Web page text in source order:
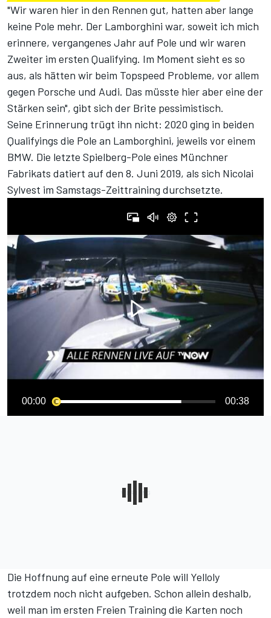
"Wir waren hier in den Rennen gut, hatten aber lange
keine Pole mehr. Der Lamborghini war, soweit ich mich
erinnere, vergangenes Jahr auf Pole und wir waren
Zweiter im ersten Qualifying. Im Moment sieht es so
aus, als hätten wir beim Topspeed Probleme, vor allem
gegen Porsche und Audi. Das müsste hier aber eine der
Stärken sein", gibt sich der Brite pessimistisch.
Seine Erinnerung trügt ihn nicht: 2020 ging in beiden
Qualifyings die Pole an Lamborghini, jeweils vor einem
BMW. Die letzte Spielberg-Pole eines Münchner
Fabrikats datiert auf den 8. Juni 2019, als sich Nicolai
Sylvest im Samstags-Zeittraining durchsetzte.
00:00 00:38
Die Hoffnung auf eine erneute Pole will Yelloly
trotzdem noch nicht aufgeben. Schon allein deshalb,
weil man im ersten Freien Training die Karten noch